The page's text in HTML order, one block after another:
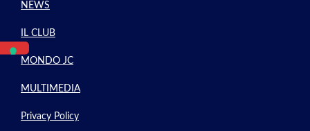
NEWS
IL CLUB
MONDO JC
MULTIMEDIA
Privacy Policy